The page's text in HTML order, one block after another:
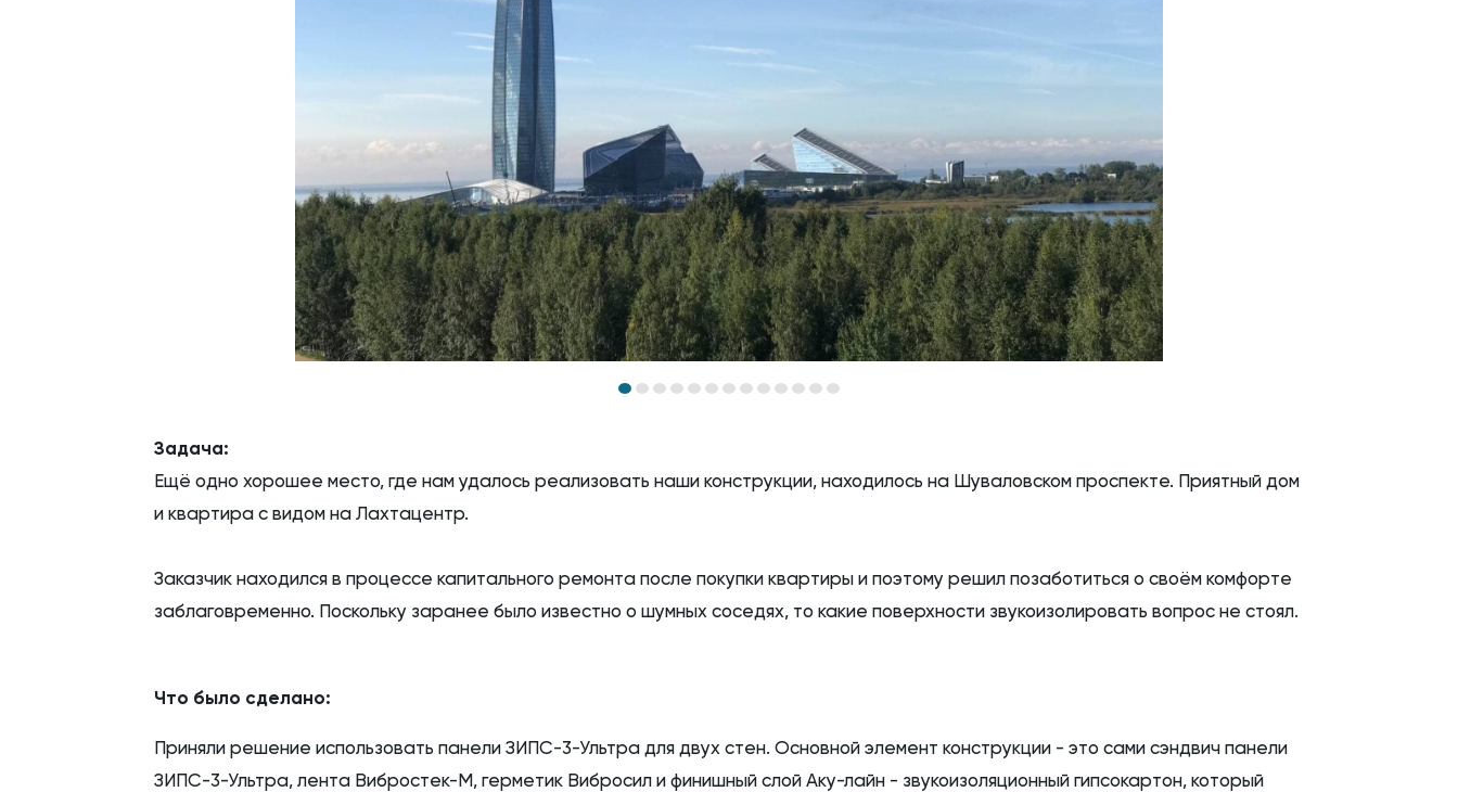
Задача:
Ещё одно хорошее место, где нам удалось реализовать наши конструкции, находилось на Шуваловском проспекте. Приятный дом
и квартира с видом на Лахтацентр.
Заказчик находился в процессе капитального ремонта после покупки квартиры и поэтому решил позаботиться о своём комфорте
заблаговременно. Поскольку заранее было известно о шумных соседях, то какие поверхности звукоизолировать вопрос не стоял.
Что было сделано:
Приняли решение использовать панели ЗИПС-3-Ультра для двух стен. Основной элемент конструкции - это сами сэндвич панели
ЗИПС-3-Ультра, лента Вибростек-М, герметик Вибросил и финишный слой Аку-лайн - звукоизоляционный гипсокартон, который